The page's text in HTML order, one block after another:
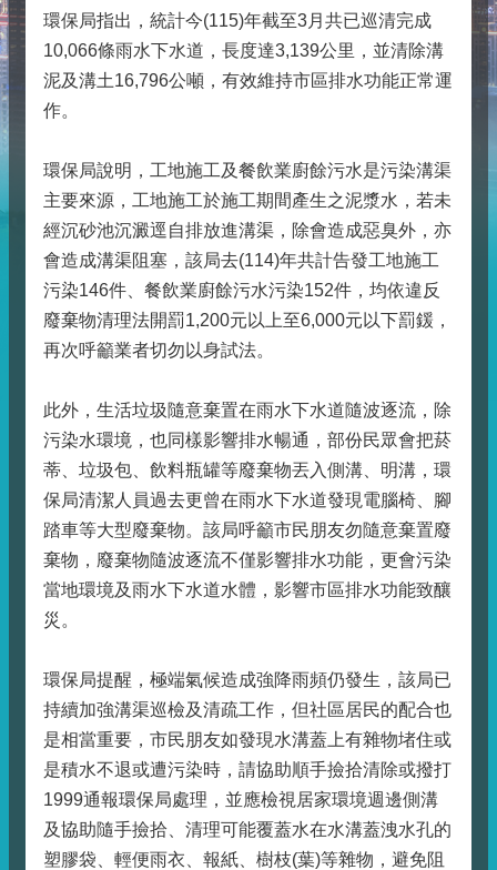
環保局指出，統計今(115)年截至3月共已巡清完成
10,066條雨水下水道，長度達3,139公里，並清除溝
泥及溝土16,796公噸，有效維持市區排水功能正常運
作。
環保局說明，工地施工及餐飲業廚餘污水是污染溝渠
主要來源，工地施工於施工期間產生之泥漿水，若未
經沉砂池沉澱逕自排放進溝渠，除會造成惡臭外，亦
會造成溝渠阻塞，該局去(114)年共計告發工地施工
污染146件、餐飲業廚餘污水污染152件，均依違反
廢棄物清理法開罰1,200元以上至6,000元以下罰鍰，
再次呼籲業者切勿以身試法。
此外，生活垃圾隨意棄置在雨水下水道隨波逐流，除
污染水環境，也同樣影響排水暢通，部份民眾會把菸
蒂、垃圾包、飲料瓶罐等廢棄物丟入側溝、明溝，環
保局清潔人員過去更曾在雨水下水道發現電腦椅、腳
踏車等大型廢棄物。該局呼籲市民朋友勿隨意棄置廢
棄物，廢棄物隨波逐流不僅影響排水功能，更會污染
當地環境及雨水下水道水體，影響市區排水功能致釀
災。
環保局提醒，極端氣候造成強降雨頻仍發生，該局已
持續加強溝渠巡檢及清疏工作，但社區居民的配合也
是相當重要，市民朋友如發現水溝蓋上有雜物堵住或
是積水不退或遭污染時，請協助順手撿拾清除或撥打
1999通報環保局處理，並應檢視居家環境週邊側溝
及協助隨手撿拾、清理可能覆蓋水在水溝蓋洩水孔的
塑膠袋、輕便雨衣、報紙、樹枝(葉)等雜物，避免阻